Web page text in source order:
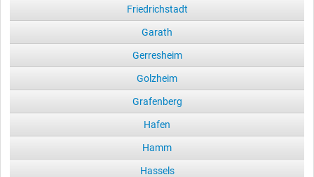
Friedrichstadt
Garath
Gerresheim
Golzheim
Grafenberg
Hafen
Hamm
Hassels